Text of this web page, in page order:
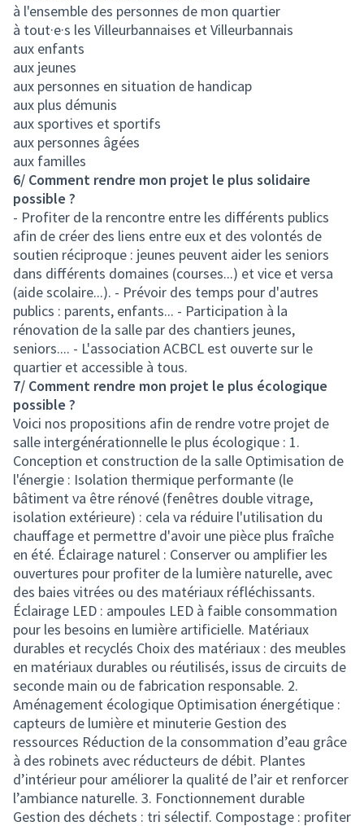
à l'ensemble des personnes de mon quartier
à tout·e·s les Villeurbannaises et Villeurbannais
aux enfants
aux jeunes
aux personnes en situation de handicap
aux plus démunis
aux sportives et sportifs
aux personnes âgées
aux familles
6/ Comment rendre mon projet le plus solidaire
possible ?
- Profiter de la rencontre entre les différents publics
afin de créer des liens entre eux et des volontés de
soutien réciproque : jeunes peuvent aider les seniors
dans différents domaines (courses...) et vice et versa
(aide scolaire...). - Prévoir des temps pour d'autres
publics : parents, enfants... - Participation à la
rénovation de la salle par des chantiers jeunes,
seniors.... - L'association ACBCL est ouverte sur le
quartier et accessible à tous.
7/ Comment rendre mon projet le plus écologique
possible ?
Voici nos propositions afin de rendre votre projet de
salle intergénérationnelle le plus écologique : 1.
Conception et construction de la salle Optimisation de
l'énergie : Isolation thermique performante (le
bâtiment va être rénové (fenêtres double vitrage,
isolation extérieure) : cela va réduire l'utilisation du
chauffage et permettre d'avoir une pièce plus fraîche
en été. Éclairage naturel : Conserver ou amplifier les
ouvertures pour profiter de la lumière naturelle, avec
des baies vitrées ou des matériaux réfléchissants.
Éclairage LED : ampoules LED à faible consommation
pour les besoins en lumière artificielle. Matériaux
durables et recyclés Choix des matériaux : des meubles
en matériaux durables ou réutilisés, issus de circuits de
seconde main ou de fabrication responsable. 2.
Aménagement écologique Optimisation énergétique :
capteurs de lumière et minuterie Gestion des
ressources Réduction de la consommation d’eau grâce
à des robinets avec réducteurs de débit. Plantes
d’intérieur pour améliorer la qualité de l’air et renforcer
l’ambiance naturelle. 3. Fonctionnement durable
Gestion des déchets : tri sélectif. Compostage : profiter